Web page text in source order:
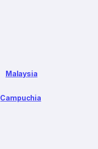
Malaysia
Campuchia